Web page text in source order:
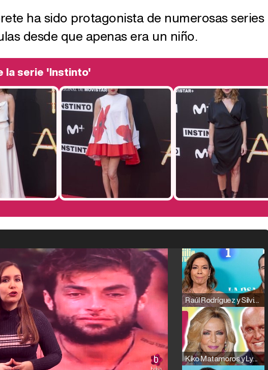
ha sido protagonista de numerosas series
desde que apenas era un niño.
la serie 'Instinto'
Raúl Rodríguez y Silvia Taulés nos cuentan su papel en 'La familia de la tele'
Kiko Matamoros y Lydia Lozano: "Nuestro público es de todas las edades y RTVE tiene un público muy pegado a las novelas, al que tenemos que captar"